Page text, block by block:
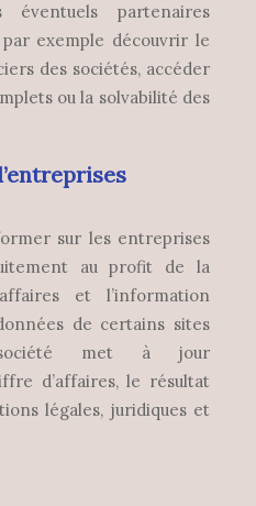
partenaires
exemple découvrir le
des sociétés, accéder
ou la solvabilité des
sur les entreprises
au profit de la
et l’information
de certains sites
société met à jour
d’affaires, le résultat
légales, juridiques et